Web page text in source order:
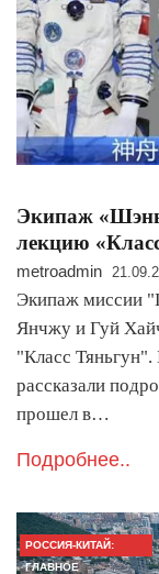
Экипаж
лекцию
metroadmin
Экипаж миссии
Янчжу и Гуй
"Класс
рассказали
прошел в…
Подробнее..
РОССИЯ-КИТАЙ:
ГЛАВНОЕ